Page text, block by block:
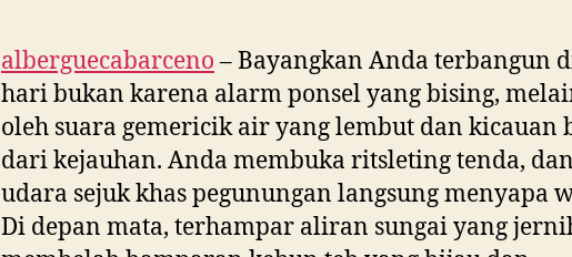
alberguecabarceno– Bayangkan Anda terbangun
hari bukan karena alarm ponsel yang bising,
oleh suara gemericik air yang lembut dan kicauan
dari kejauhan. Anda membuka ritsleting tenda,
udara sejuk khas pegunungan langsung menyapa
Di depan mata, terhampar aliran sungai yang